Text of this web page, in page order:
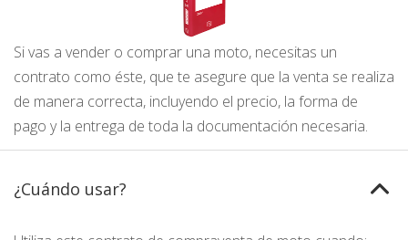
Si vas a vender o comprar una moto, necesitas un
contrato como éste, que te asegure que la venta se realiza
de manera correcta, incluyendo el precio, la forma de
pago y la entrega de toda la documentación necesaria.
¿Cuándo usar?